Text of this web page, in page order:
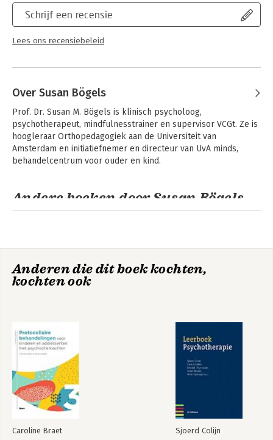
Schrijf een recensie
Lees ons recensiebeleid
Over Susan Bögels
Prof. Dr. Susan M. Bögels is klinisch psycholoog,
psychotherapeut, mindfulnesstrainer en supervisor VCGt. Ze is
hoogleraar Orthopedagogiek aan de Universiteit van
Amsterdam en initiatiefnemer en directeur van UvA minds,
behandelcentrum voor ouder en kind.
Andere boeken door Susan Bögels
Cognitieve therapie
Preventie en
behandeling van
angststoornissen
Anderen die dit boek kochten,
kochten ook
Caroline Braet Sjoerd Colijn